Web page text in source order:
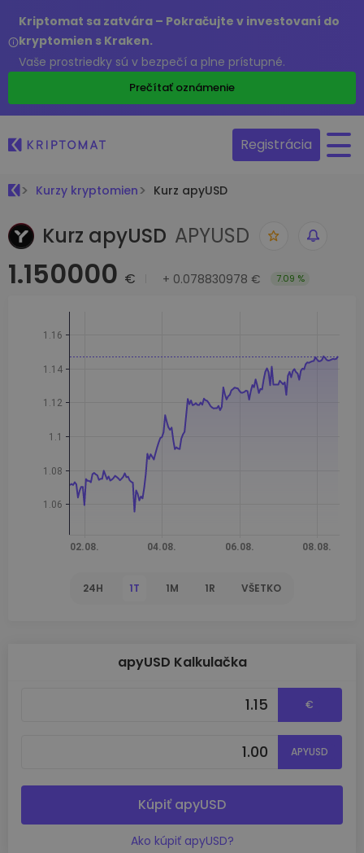
Kriptomat sa zatvára – Pokračujte v investovaní do
kryptomien s Kraken.
Vaše prostriedky sú v bezpečí a plne prístupné.
Prečítať oznámenie
Registrácia
Kurzy kryptomien Kurz apyUSD
Kurz apyUSD APYUSD
1.150000 € + 0.078830978 € 7.09 %
24H 1T 1M 1R VŠETKO
apyUSD Kalkulačka
€
APYUSD
Kúpiť apyUSD
Ako kúpiť apyUSD?